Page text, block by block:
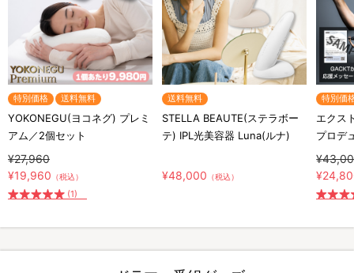
特別価格 送料無料
YOKONEGU(ヨコネグ) プレミ
アム／2個セット
¥27,960
¥19,960 （税込）
(1)
送料無料
STELLA BEAUTE(ステラボー
テ) IPL光美容器 Luna(ルナ)
¥48,000 （税込）
特別価
エクス
プロデ